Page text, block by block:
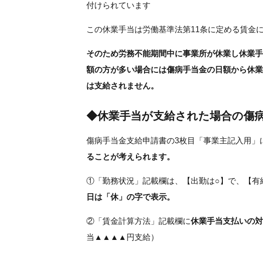
付けられています
この休業手当は労働基準法第11条に定める賃金
そのため労務不能期間中に事業所が休業し休業
額の方が多い場合には傷病手当金の日額から休
は支給されません。
◆休業手当が支給された場合の傷
傷病手当金支給申請書の3枚目「事業主記入用」
ることが考えられます。
①「勤務状況」記載欄は、【出勤は○】で、【有
日は「休」の字で表示。
②「賃金計算方法」記載欄に休業手当支払いの
当▲▲▲▲円支給）